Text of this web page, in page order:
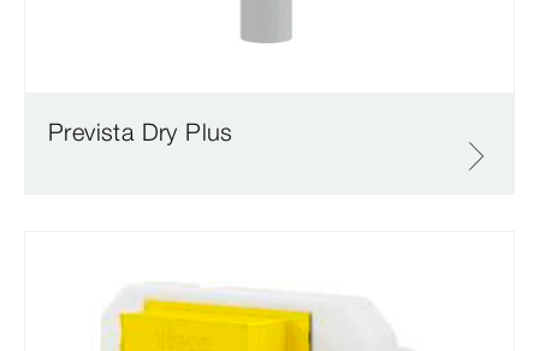
Prevista Dry Plus